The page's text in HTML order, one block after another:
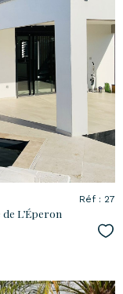
L’Éperon
Réf : 27